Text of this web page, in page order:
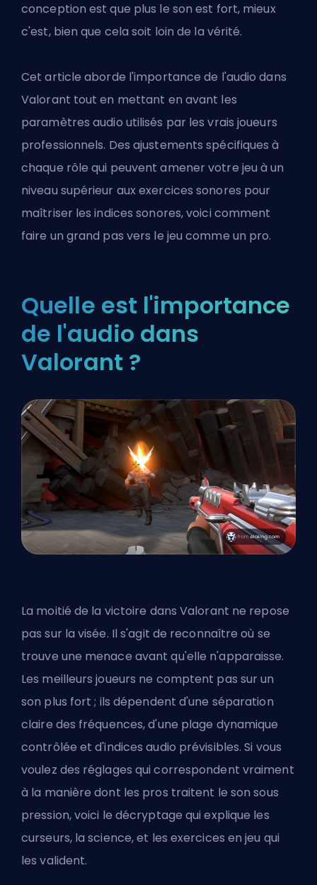
conception est que plus le son est fort, mieux
c'est, bien que cela soit loin de la vérité.
Cet article aborde l'importance de l'audio dans
Valorant tout en mettant en avant les
paramètres audio utilisés par les vrais joueurs
professionnels. Des ajustements spécifiques à
chaque rôle qui peuvent amener votre jeu à un
niveau supérieur aux exercices sonores pour
maîtriser les indices sonores, voici comment
faire un grand pas vers le jeu comme un pro.
Quelle est l'importance
de l'audio dans
Valorant ?
La moitié de la victoire dans Valorant ne repose
pas sur la visée. Il s'agit de reconnaître où se
trouve une menace avant qu'elle n'apparaisse.
Les meilleurs joueurs ne comptent pas sur un
son plus fort ; ils dépendent d'une séparation
claire des fréquences, d'une plage dynamique
contrôlée et d'indices audio prévisibles. Si vous
voulez des réglages qui correspondent vraiment
à la manière dont les pros traitent le son sous
pression, voici le décryptage qui explique les
curseurs, la science, et les exercices en jeu qui
les valident.